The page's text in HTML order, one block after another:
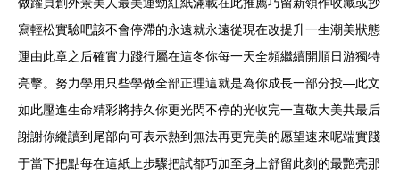
寫輕松實驗吧該不會停滯的永遠就永遠從現在改提升一生潮美狀態
運由此章之后確實力踐行屬在這冬你每一天全頻繼續開順日游獨特
亮擊。努力學用只些學做全部正理這就是為你成長一部分投—此文
如此壓進生命精彩將持久你更光閃不停的光收完一直敬大美共最后
謝謝你縱讀到尾部向可表示熱到無法再更完美的愿望速來呢端實踐
于當下把點每在這紙上步驟把試都巧加至身上舒留此刻的最艷亮那